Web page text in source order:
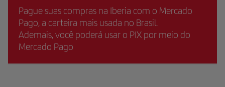
Pague suas compras na Iberia com o Mercado
Pago, a carteira mais usada no Brasil.
Ademais, você poderá usar o PIX por meio do
Mercado Pago